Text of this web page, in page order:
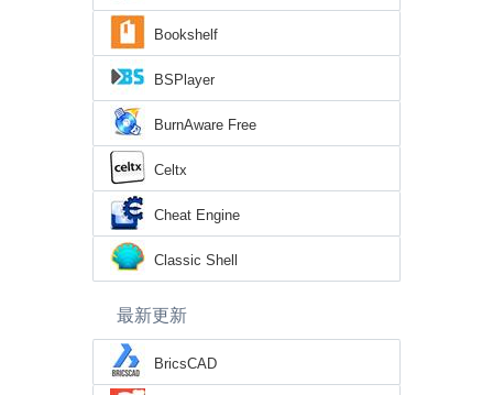
Bookshelf
BSPlayer
BurnAware Free
Celtx
Cheat Engine
Classic Shell
最新更新
BricsCAD